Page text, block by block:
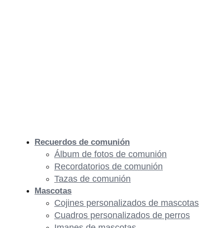
Recuerdos de comunión
Álbum de fotos de comunión
Recordatorios de comunión
Tazas de comunión
Mascotas
Cojines personalizados de mascotas
Cuadros personalizados de perros